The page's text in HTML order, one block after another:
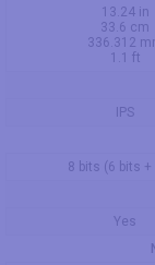
13.24 in
33.6 cm
336.312
1.1 ft
IPS
8 bits (6 bits +
Yes